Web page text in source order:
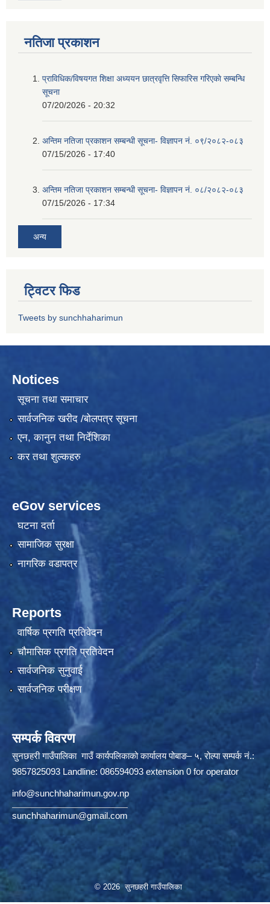
नतिजा प्रकाशन
प्राविधिक/विषयगत शिक्षा अध्ययन छात्रवृत्ति सिफारिस गरिएकाे सम्बन्धि
सूचना
07/20/2026 - 20:32
अन्तिम नतिजा प्रकाशन सम्बन्धी सूचना- विज्ञापन नं. ०९/२०८२-०८३
07/15/2026 - 17:40
अन्तिम नतिजा प्रकाशन सम्बन्धी सूचना- विज्ञापन नं. ०८/२०८२-०८३
07/15/2026 - 17:34
अन्य
ट्विटर फिड
Tweets by sunchhaharimun
Notices
सूचना तथा समाचार
सार्वजनिक खरीद /बोलपत्र सूचना
एन, कानुन तथा निर्देशिका
कर तथा शुल्कहरु
eGov services
घटना दर्ता
सामाजिक सुरक्षा
नागरिक वडापत्र
Reports
वार्षिक प्रगति प्रतिवेदन
चौमासिक प्रगति प्रतिवेदन
सार्वजनिक सुनुवाई
सार्वजनिक परीक्षण
सम्पर्क विवरण
सुनछहरी गाउँपालिका गाउँ कार्यपलिकाको कार्यालय पोबाङ– ५, रोल्पा सम्पर्क नं.:
9857825093 Landline: 086594093 extension 0 for operator
info@sunchhaharimun.gov.np
sunchhaharimun@gmail.com
© 2026 सुनछहरी गाउँपालिका